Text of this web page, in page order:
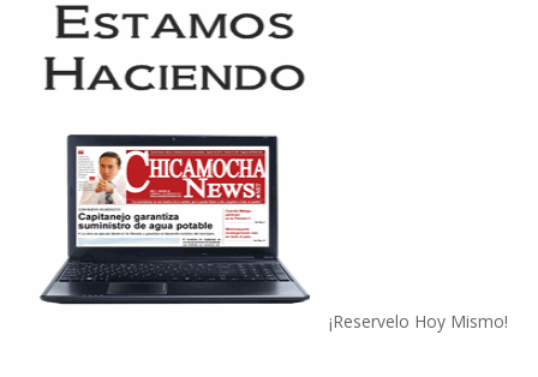
¡Reservelo Hoy Mismo!